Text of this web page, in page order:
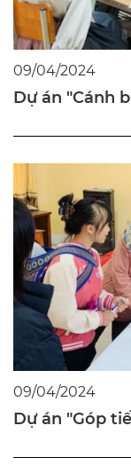
09/04/2024
Dự án "Cánh
09/04/2024
Dự án "Góp